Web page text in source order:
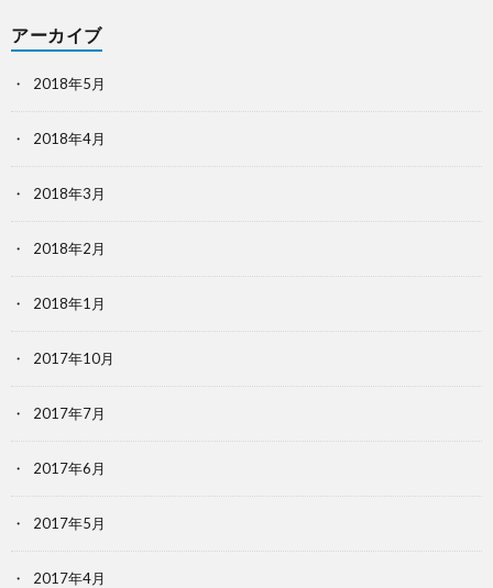
アーカイブ
2018年5月
2018年4月
2018年3月
2018年2月
2018年1月
2017年10月
2017年7月
2017年6月
2017年5月
2017年4月